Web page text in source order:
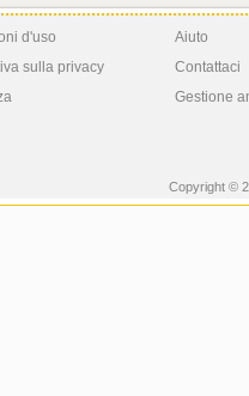
d'uso
sulla privacy
Aiuto
Contattaci
Gestione
Copyright ©